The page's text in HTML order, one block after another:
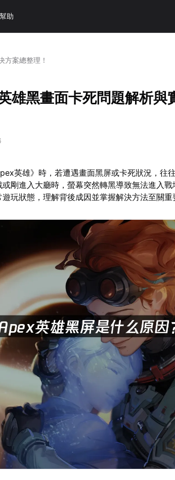
幫助
方案總整理！
雄黑畫面卡死問題解析與
英雄》時，若遭遇畫面黑屏或卡死狀況，往
或剛進入大廳時，螢幕突然轉黑導致無法進入
玩狀態，理解背後成因並掌握解決方法至關重